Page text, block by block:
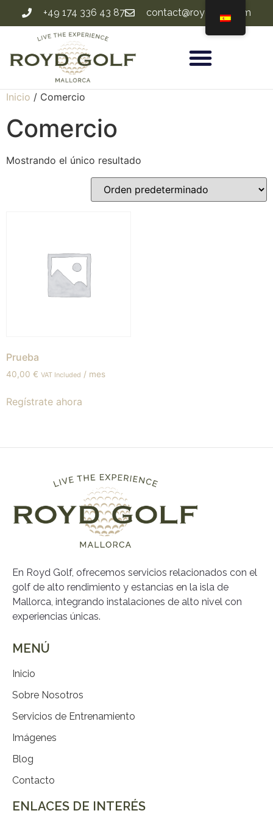
+49 174 336 43 87 contact@roydgolf.com
Inicio / Comercio
Comercio
Mostrando el único resultado
Prueba
40,00 € VAT Included / mes
Regístrate ahora
En Royd Golf, ofrecemos servicios relacionados con el
golf de alto rendimiento y estancias en la isla de
Mallorca, integrando instalaciones de alto nivel con
experiencias únicas.
MENÚ
Inicio
Sobre Nosotros
Servicios de Entrenamiento
Imágenes
Blog
Contacto
ENLACES DE INTERÉS